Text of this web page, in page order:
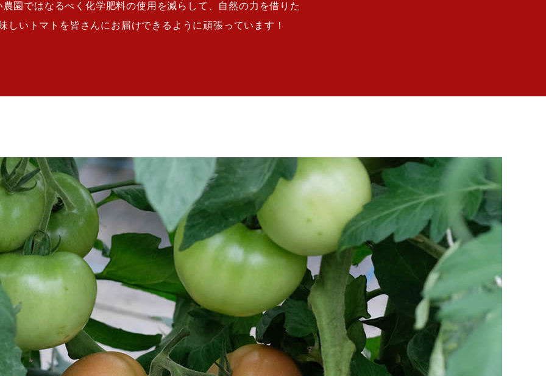
農園ではなるべく化学肥料の使用を減らして、自然の力を借りた
しいトマトを皆さんにお届けできるように頑張っています！